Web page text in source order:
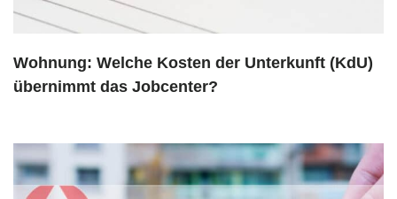
Wohnung: Welche Kosten der Unterkunft (KdU)
übernimmt das Jobcenter?